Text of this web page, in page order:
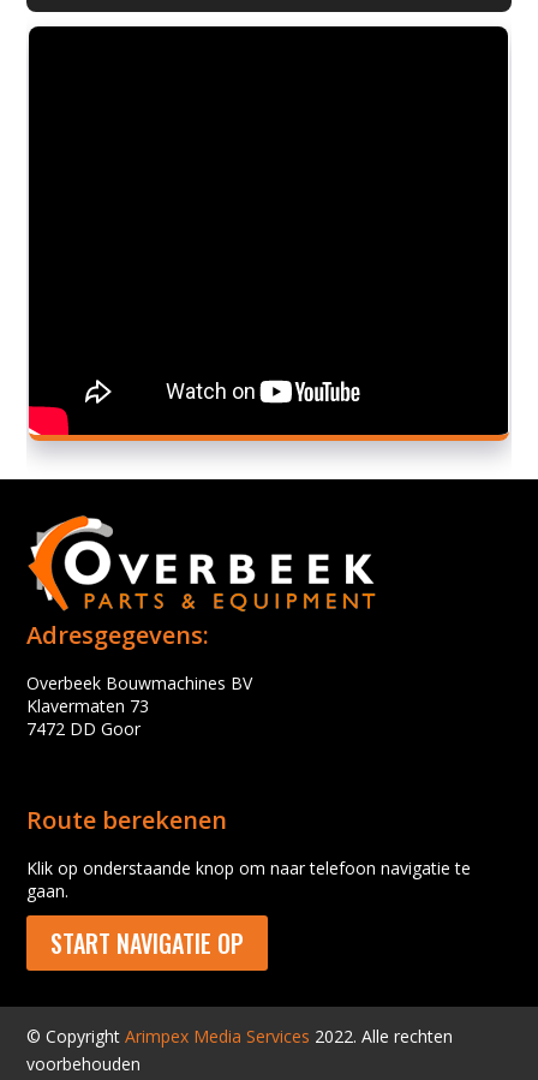
Adresgegevens:
Overbeek Bouwmachines BV
Klavermaten 73
7472 DD Goor
Route berekenen
Klik op onderstaande knop om naar telefoon navigatie te
gaan.
START NAVIGATIE OP
© CopyrightArimpex Media Services 2022. Alle rechten
voorbehouden